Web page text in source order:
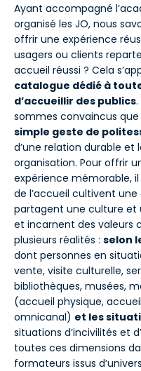
Ayant accompagné
organisé les JO, nous
offrir une expérience
usagers ou clients
accueil réussi ? Cela
catalogue dédié à
d’accueillir des publics
sommes convaincus que
simple geste de
d’une relation durable et
organisation. Pour offrir
expérience mémorable,
de l’accueil cultivent
partagent une culture et
et incarnent des valeurs
plusieurs réalités : selon
dont personnes en
vente, visite culturelle,
bibliothèques, musées,
(accueil physique,
omnicanal) et les
situations d’incivilités et
toutes ces dimensions
formateurs issus